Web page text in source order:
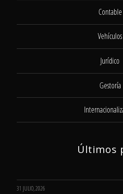
Contable
Vehículos
Jurídico
Gestoría
Últimos
31 JULIO, 2026